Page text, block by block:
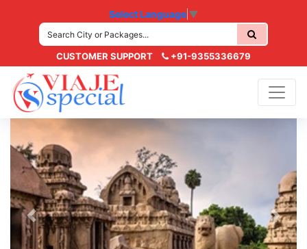
Select Language ▼
CUSTOMER SUPPORT +91-9355336679
Previous Next